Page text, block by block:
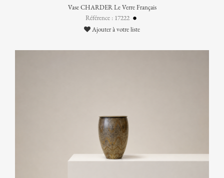
Vase CHARDER Le Verre Français
Référence : 17222
Ajouter à votre liste